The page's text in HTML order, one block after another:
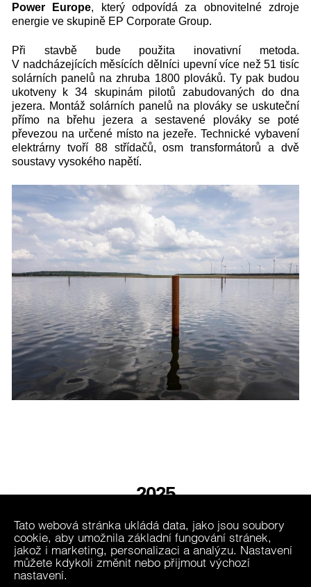
Tato webová stránka ukládá data, jako jsou soubory
cookie, aby umožnila základní fungování stránek,
jakož i marketing, personalizaci a analýzu. Nastavení
můžete kdykoli změnit nebo přijmout výchozí
nastavení.
Power Europe, který odpovídá za obnovitelné zdroje
energie ve skupině EP Corporate Group.
Při stavbě bude použita inovativní metoda.
V nadcházejících měsících dělníci upevní více než 51 tisíc
solárních panelů na zhruba 1800 plováků. Ty pak budou
ukotveny k 34 skupinám pilotů zabudovaných do dna
jezera. Montáž solárních panelů na plováky se uskuteční
přímo na břehu jezera a sestavené plováky se poté
převezou na určené místo na jezeře. Technické vybavení
elektrárny tvoří 88 střídačů, osm transformátorů a dvě
soustavy vysokého napětí.
2025
2024